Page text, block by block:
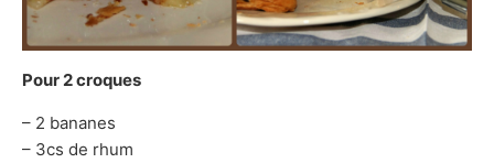
Pour 2 croques
– 2 bananes
– 3cs de rhum